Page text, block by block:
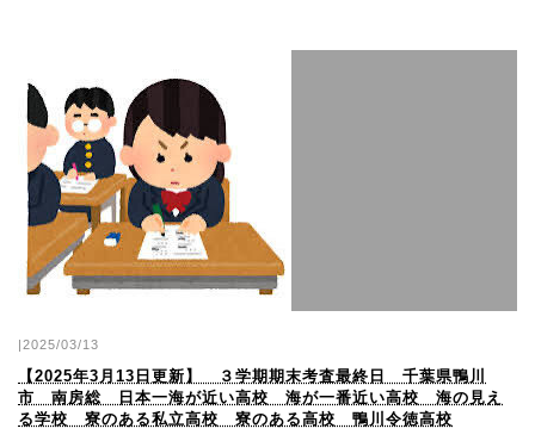
|2025/03/13
【2025年3月13日更新】 ３学期期末考査最終日 千葉県鴨川
市 南房総 日本一海が近い高校 海が一番近い高校 海の見え
る学校 寮のある私立高校 寮のある高校 鴨川令徳高校